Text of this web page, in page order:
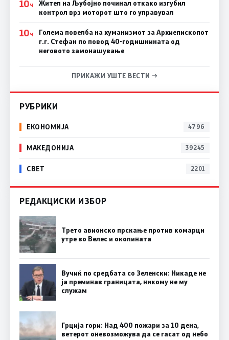
10Ч
Жител на Љубојно починал откако изгубил
контрол врз моторот што го управувал
10Ч
Голема повелба на хуманизмот за Архиепископот
г.г. Стефан по повод 40-годишнината од
неговото замонашување
ПРИКАЖИ УШТЕ ВЕСТИ →
РУБРИКИ
ЕКОНОМИЈА 4796
МАКЕДОНИЈА 39245
СВЕТ 2201
РЕДАКЦИСКИ ИЗБОР
Трето авионско прскање против комарци
утре во Велес и околината
Вучиќ по средбата со Зеленски: Никаде не
ја преминав границата, никому не му
служам
Грција гори: Над 400 пожари за 10 дена,
ветерот оневозможува да се гасат од небо